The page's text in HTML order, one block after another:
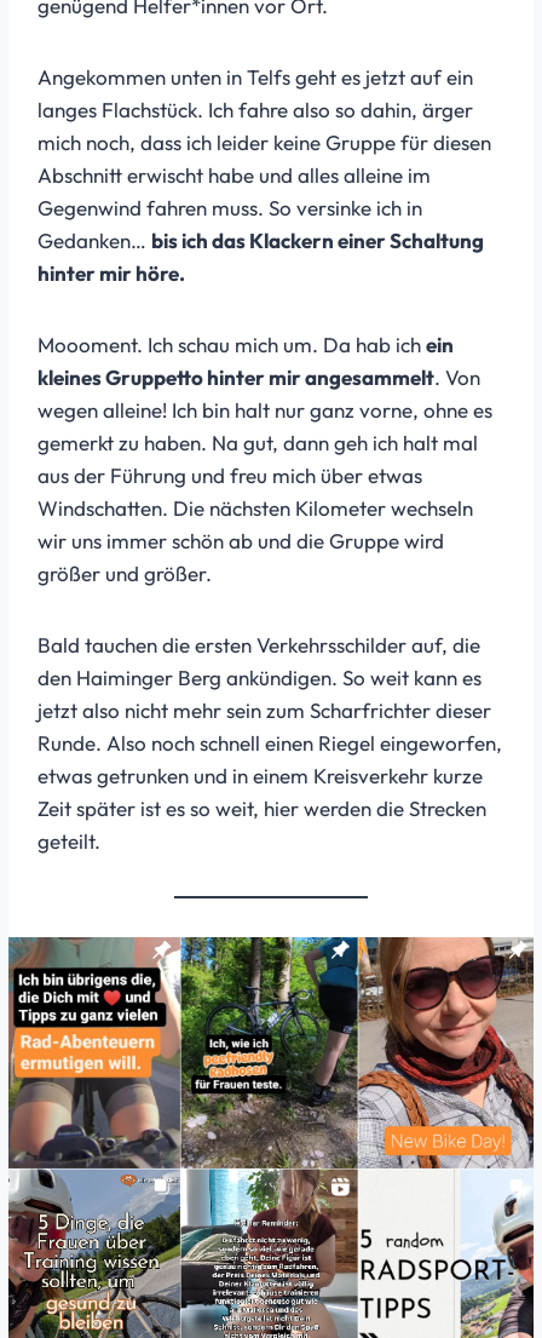
genügend Helfer*innen vor Ort.
Angekommen unten in Telfs geht es jetzt auf ein
langes Flachstück. Ich fahre also so dahin, ärger
mich noch, dass ich leider keine Gruppe für diesen
Abschnitt erwischt habe und alles alleine im
Gegenwind fahren muss. So versinke ich in
Gedanken… bis ich das Klackern einer Schaltung
hinter mir höre.
Moooment. Ich schau mich um. Da hab ichein
kleines Gruppetto hinter mir angesammelt. Von
wegen alleine! Ich bin halt nur ganz vorne, ohne es
gemerkt zu haben. Na gut, dann geh ich halt mal
aus der Führung und freu mich über etwas
Windschatten. Die nächsten Kilometer wechseln
wir uns immer schön ab und die Gruppe wird
größer und größer.
Bald tauchen die ersten Verkehrsschilder auf, die
den Haiminger Berg ankündigen. So weit kann es
jetzt also nicht mehr sein zum Scharfrichter dieser
Runde. Also noch schnell einen Riegel eingeworfen,
etwas getrunken und in einem Kreisverkehr kurze
Zeit später ist es so weit, hier werden die Strecken
geteilt.